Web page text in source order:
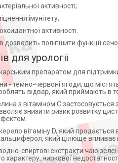
Україна (2)
ПОЛЬША (1)
(1)
САЙЕНС-
УКРАИНА (1)
(1)
Італія (1)
(1)
(2)
(1)
(1)
(1)
(1)
(1)
(1)
(1)
активності;
імунітету;
активності.
дозволить поліпшити функції
для урології
препаратом для
- темно-червоні ягоди, що
відвар, який приймають в
з вітаміном С застосовується
знизити ризик розвитку
вітаміну D, який
який цілюще впливає
спиртові екстракти чаю
характеру, ниркової